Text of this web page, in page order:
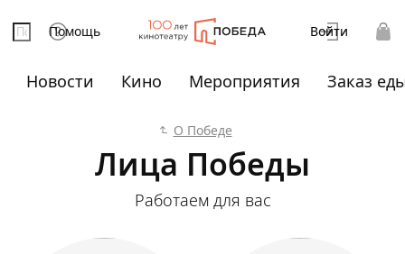
Помощь Войти
Новости Кино Мероприятия Заказ
O Победе
Лица Победы
Работаем для вас